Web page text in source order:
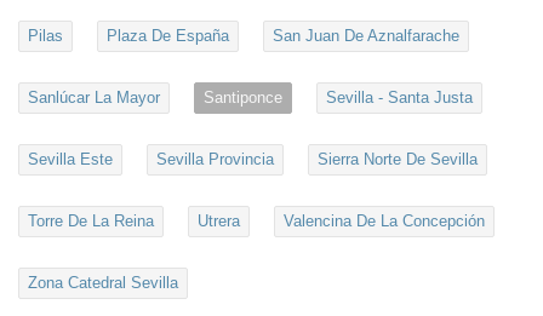
Pilas Plaza De España San Juan De Aznalfarache
Sanlúcar La Mayor Santiponce Sevilla - Santa Justa
Sevilla Este Sevilla Provincia Sierra Norte De Sevilla
Torre De La Reina Utrera Valencina De La Concepción
Zona Catedral Sevilla